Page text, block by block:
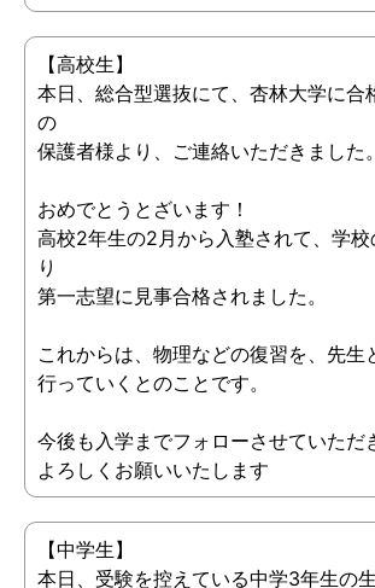
【高校生】
本日、総合型選抜にて、杏林大学に合
の
保護者様より、ご連絡いただきました。
おめでとうとざいます！
高校2年生の2月から入塾されて、学
り
第一志望に見事合格されました。
これからは、物理などの復習を、先生
行っていくとのことです。
今後も入学までフォローさせていただ
よろしくお願いいたします
【中学生】
本日、受験を控えている中学3年生の